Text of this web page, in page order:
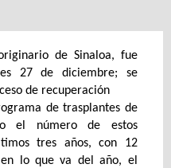
de Sinaloa, fue
27 de diciembre; se
de recuperación
de trasplantes de
el número de estos
tres años, con 12
lo que va del año, el